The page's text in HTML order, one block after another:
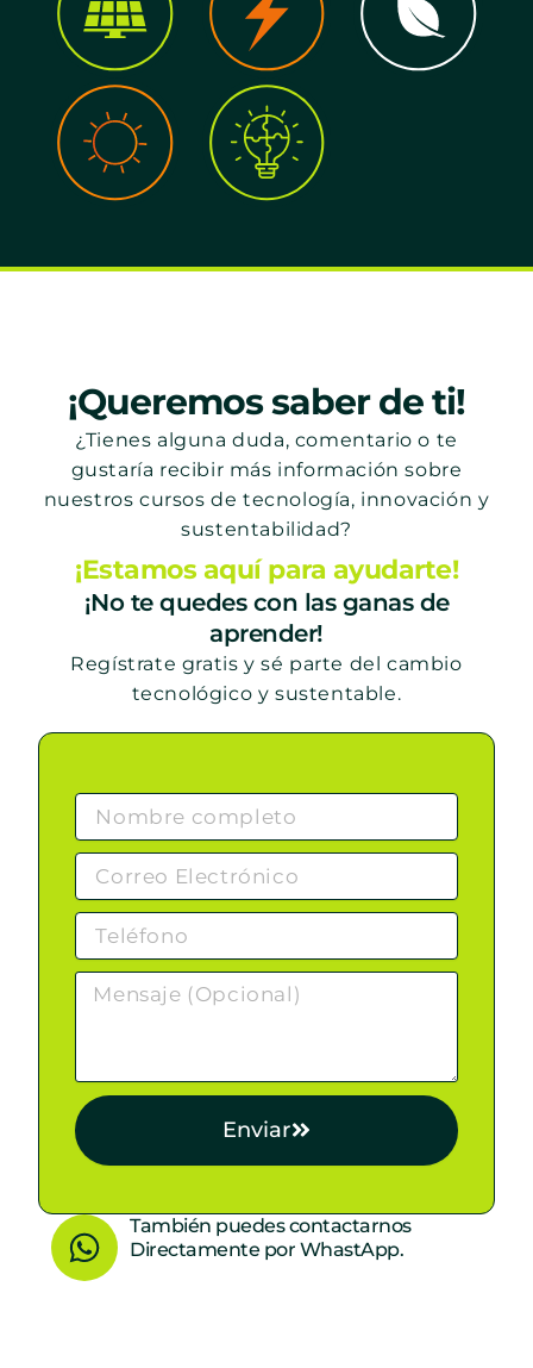
¡Queremos saber de ti!
¿Tienes alguna duda, comentario o te
gustaría recibir más información sobre
nuestros cursos de tecnología, innovación y
sustentabilidad?
¡Estamos aquí para ayudarte!
¡No te quedes con las ganas de
aprender!
Regístrate gratis y sé parte del cambio
tecnológico y sustentable.
Enviar
W
h
También puedes contactarnos
Directamente por WhastApp.